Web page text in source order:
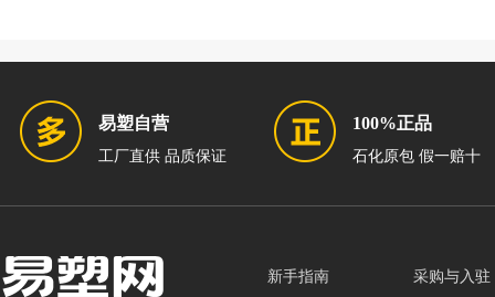
易塑自营
工厂直供 品质保证
100%正品
石化原包 假一赔十
新手指南 采购与入驻